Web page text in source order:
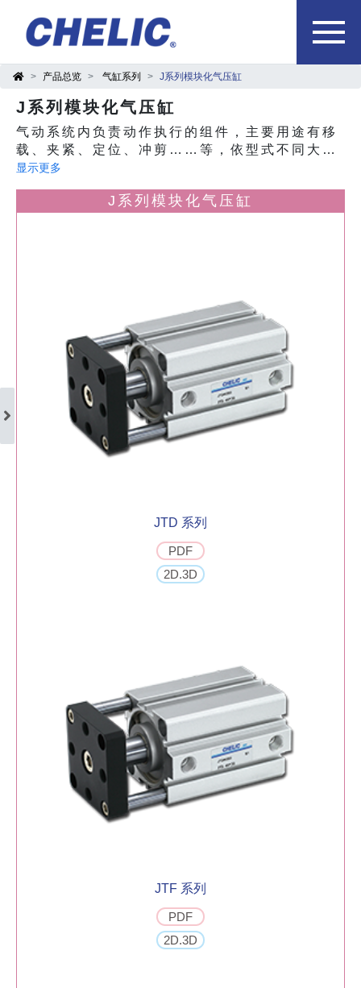
产品总览 气缸系列 J系列模块化气压缸
J系列模块化气压缸
气动系统内负责动作执行的组件，主要用途有移
载、夹紧、定位、冲剪……等，依型式不同大致
可分为螺牙气缸、多固型气缸、治具气缸、阻挡
显示更多
J系列模块化气压缸
JTD 系列
PDF
2D.3D
JTF 系列
PDF
2D.3D